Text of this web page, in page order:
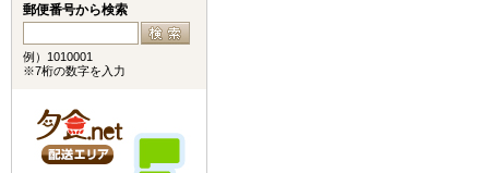
郵便番号から検索
例）1010001
※7桁の数字を入力